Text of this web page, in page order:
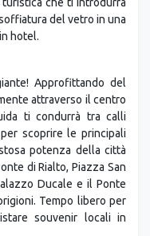
già aspettando. Nel
che ti introdurrà
hotel.
Approfittando del
attraverso il centro
ti condurrà tra calli
scoprire le principali
potenza della città
di Rialto, Piazza San
Ducale e il Ponte
Tempo libero per